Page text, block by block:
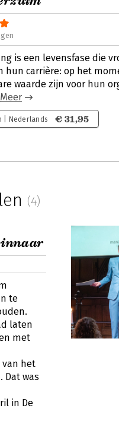
is een levensfase die
hun carrière: op het
waarde zijn voor hun
Meer
| Nederlands € 31,95
(4)
te
laten
met
van het
Dat was
in De